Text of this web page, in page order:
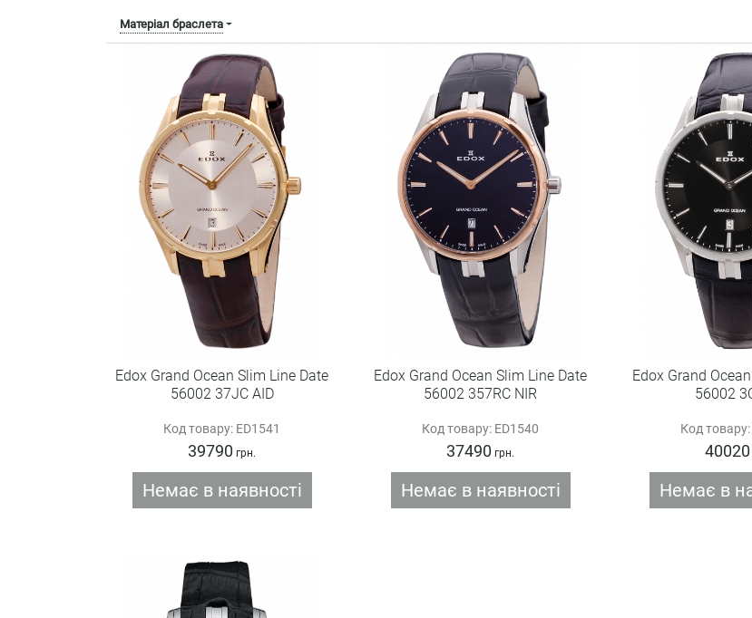
Матеріал браслета
Edox Grand Ocean Slim Line Date
56002 37JC AID
Код товару: ED1541
39790 грн.
Немає в наявності
Edox Grand Ocean Slim Line Date
56002 357RC NIR
Код товару: ED1540
37490 грн.
Немає в наявності
Edox Grand
56002
Код
40020
Немає в